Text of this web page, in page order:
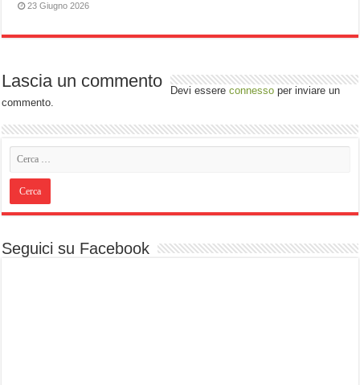
23 Giugno 2026
Lascia un commento Devi essereconnesso per inviare un
commento.
Seguici su Facebook